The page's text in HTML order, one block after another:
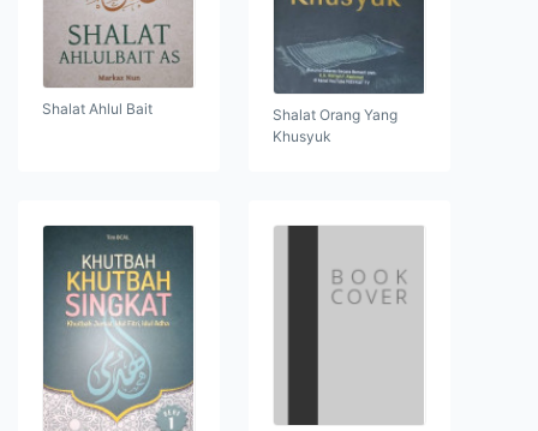
Shalat Ahlul Bait
Shalat Orang Yang
Khusyuk